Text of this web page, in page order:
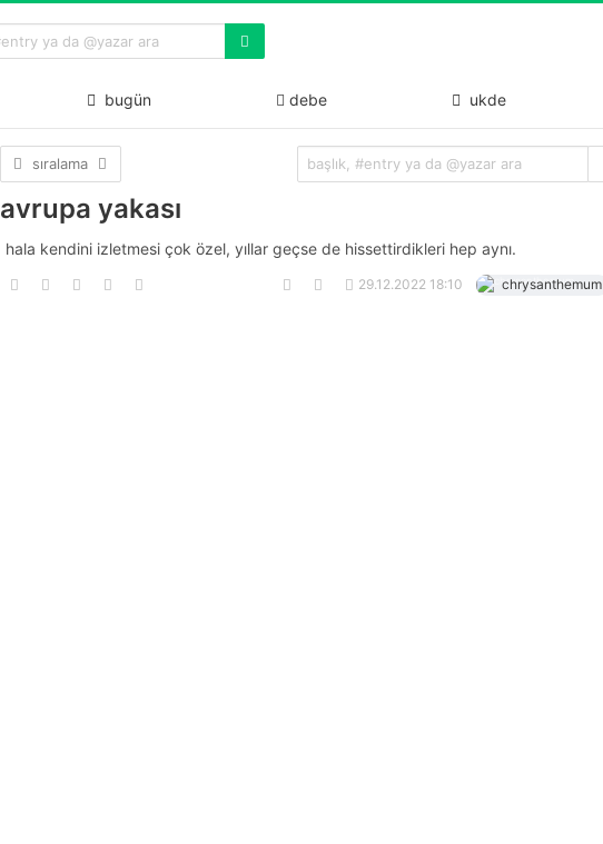
bugün debe ukde
sıralama
avrupa yakası
hala kendini izletmesi çok özel, yıllar geçse de hissettirdikleri hep aynı.
29.12.2022 18:10 chrysanthemum